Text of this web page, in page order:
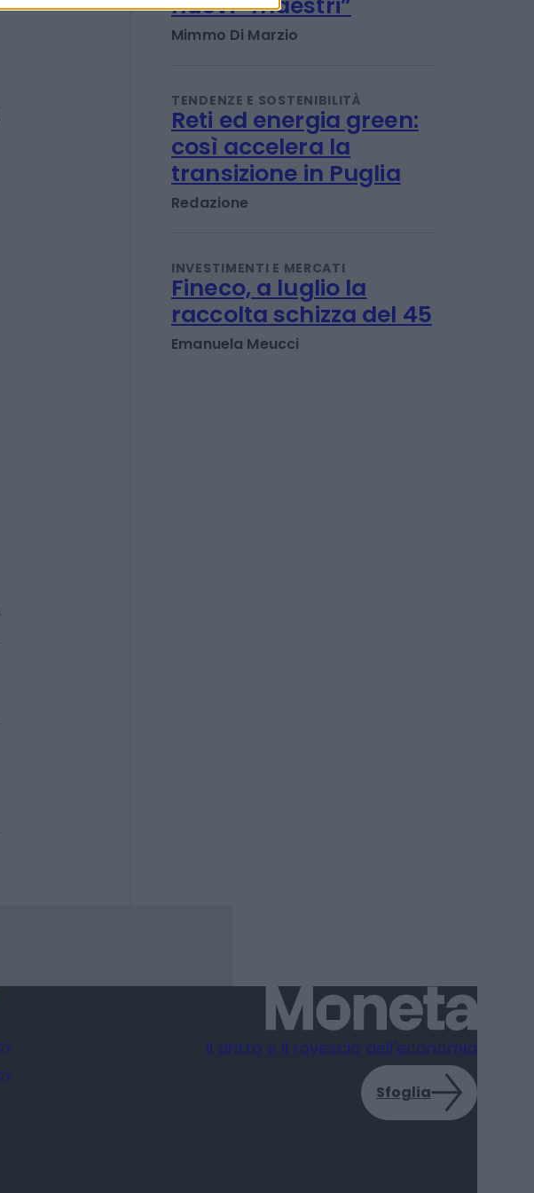
fino all’Engadina
Mimmo Di Marzio
TENDENZE E SOSTENIBILITÀ
Reti ed energia green:
Redazione
INVESTIMENTI E MERCATI
Il dritto e il rovescio dell'economia